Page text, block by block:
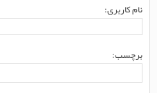
نام کاربری:
برچسب: